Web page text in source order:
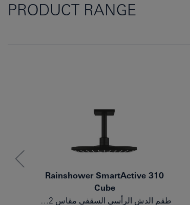
PRODUCT RANGE
Rainshower SmartActive 310
Cube
طقم الدش الرأسي السقفي مقاس 142 مم، المزود برشاشين